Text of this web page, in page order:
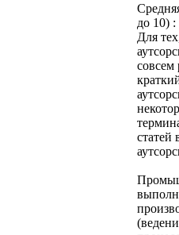
до 10)
Для
совсем
статей